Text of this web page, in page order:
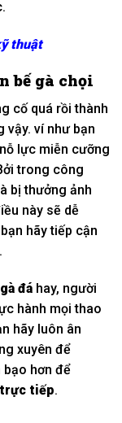
thuật
bế gà chọi
cố quá rồi thành
vậy. ví nhưbạn
nỗ lực miễn cưỡng
trong công
bị thưởng ảnh
này sẽ dễ
hãy tiếp cận
.
đá hay, người
hành mọi thao
hãy luôn ân
xuyên để
bạo hơn để
tiếp.